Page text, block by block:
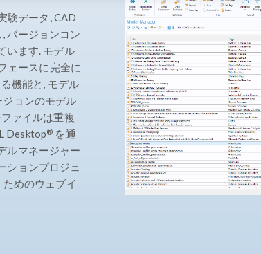
験データ, CAD
バージョンコン
います. モデル
ェースに完全に
機能と, モデル
ョンのモデル
ァイルは重複
Desktop® を通
ルマネージャー
ションプロジェ
めのウェブイ